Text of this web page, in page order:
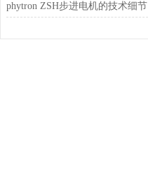
phytron ZSH步进电机的技术细节